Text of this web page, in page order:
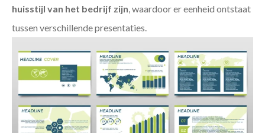
huisstijl van het bedrijf zijn, waardoor er eenheid ontstaat
tussen verschillende presentaties.